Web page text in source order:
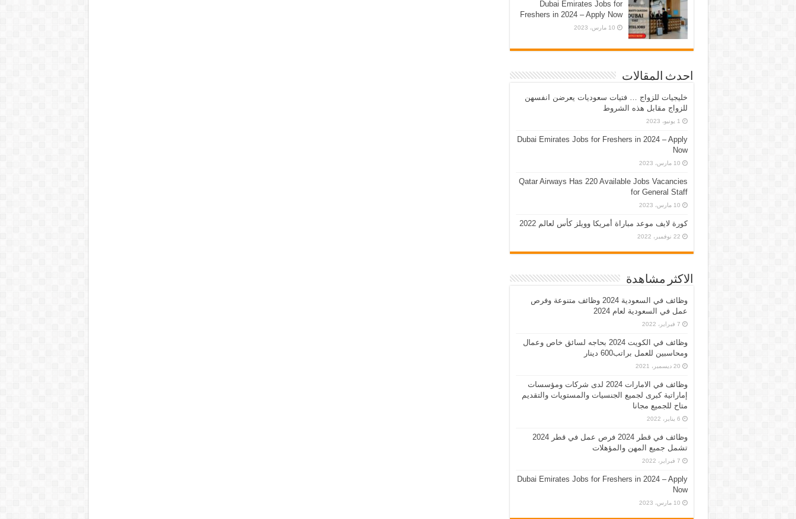
Dubai Emirates Jobs for
Freshers in 2024 – Apply Now
10 مارس، 2023
احدث المقالات
خليجيات للزواج … فتيات سعوديات يعرضن انفسهن
للزواج مقابل هذه الشروط
1 يونيو، 2023
Dubai Emirates Jobs for Freshers in 2024 – Apply
Now
10 مارس، 2023
Qatar Airways Has 220 Available Jobs Vacancies
for General Staff
10 مارس، 2023
كورة لايف موعد مباراة أمريكا وويلز كأس لعالم 2022
22 نوفمبر، 2022
الاكثر مشاهدة
وظائف في السعودية 2024 وظائف متنوعة وفرص
عمل في السعودية لعام 2024
7 فبراير، 2022
وظائف في الكويت 2024 بحاجه لسائق خاص وعمال
ومحاسبين للعمل براتب600 دينار
20 ديسمبر، 2021
وظائف في الامارات 2024 لدى شركات ومؤسسات
إماراتية كبرى لجميع الجنسيات والمستويات والتقديم
متاح للجميع مجانا
6 يناير، 2022
وظائف في قطر 2024 فرص عمل في قطر 2024
تشمل جميع المهن والمؤهلات
7 فبراير، 2022
Dubai Emirates Jobs for Freshers in 2024 – Apply
Now
10 مارس، 2023